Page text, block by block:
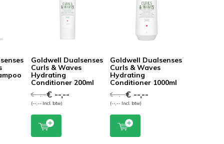
Goldwell Dualsenses
Curls & Waves
Hydrating
Conditioner 200ml
€ --,--€ --,--
(--,-- Incl. btw)
Goldwell Dualsenses
Curls & Waves
Hydrating
Conditioner 1000ml
€ --,--€ --,--
(--,-- Incl. btw)